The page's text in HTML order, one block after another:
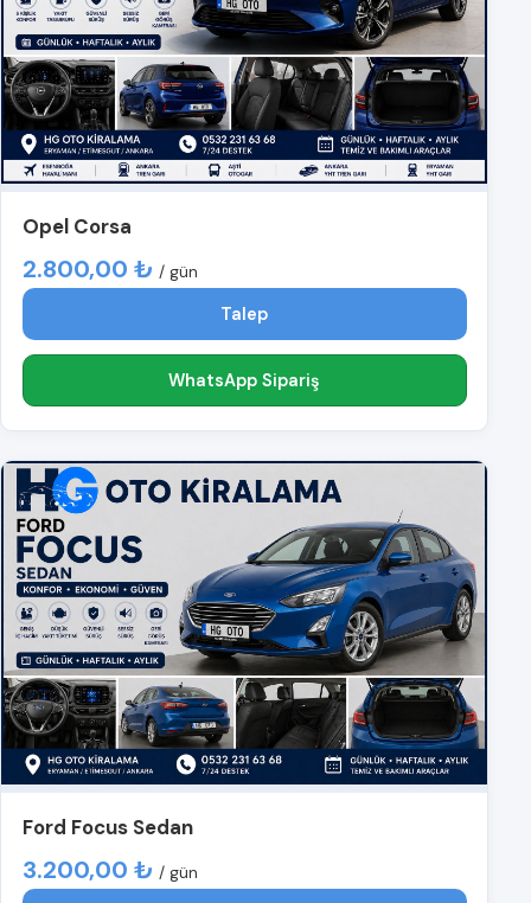
Opel Corsa
2.800,00 ₺ / gün
Talep
WhatsApp Sipariş
Ford Focus Sedan
3.200,00 ₺ / gün